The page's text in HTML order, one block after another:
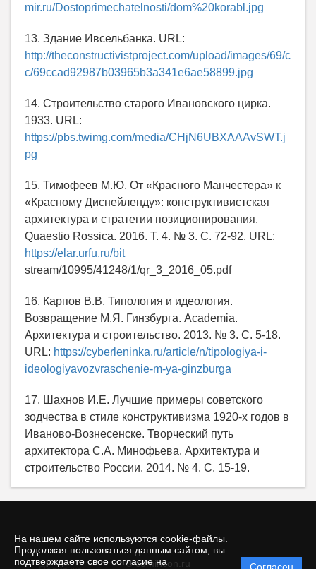
На нашем сайте используются cookie-файлы.
Продолжая пользоваться данным сайтом, вы
подтверждаете свое согласие на
mir.ru/Dostoprimechatelnosti/dom%20korabl.jpg
13. Здание Ивсельбанка. URL:
http://theconstructivistproject.com/upload/images/69/c
c/69ccad92987b03965b3a341e6ae58899.jpg
14. Строительство старого Ивановского цирка.
1933. URL:
https://pbs.twimg.com/media/CHjN6UBXAAAvSWT.j
pg
15. Тимофеев М.Ю. От «Красного Манчестера» к
«Красному Диснейленду»: конструктивистская
архитектура и стратегии позиционирования.
Quaestio Rossica. 2016. Т. 4. № 3. С. 72-92. URL:
https://elar.urfu.ru/bit
stream/10995/41248/1/qr_3_2016_05.pdf
16. Карпов В.В. Типология и идеология.
Возвращение М.Я. Гинзбурга. Academia.
Архитектура и строительство. 2013. № 3. С. 5-18.
URL: https://cyberleninka.ru/article/n/tipologiya-i-
ideologiyavozvraschenie-m-ya-ginzburga
17. Шахнов И.Е. Лучшие примеры советского
зодчества в стиле конструктивизма 1920-х годов в
Иваново-Вознесенске. Творческий путь
архитектора С.А. Минофьева. Архитектура и
строительство России. 2014. № 4. С. 15-19.
© comincon.ru